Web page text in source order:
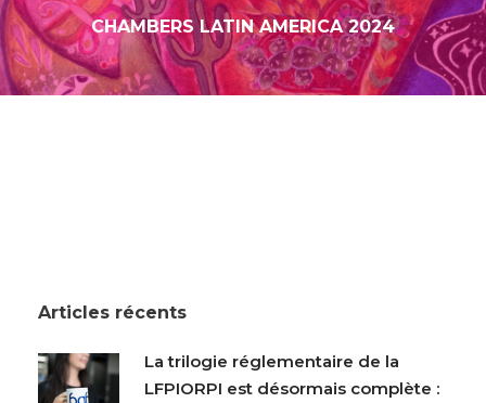
CHAMBERS LATIN AMERICA 2024
Articles récents
La trilogie réglementaire de la
LFPIORPI est désormais complète :